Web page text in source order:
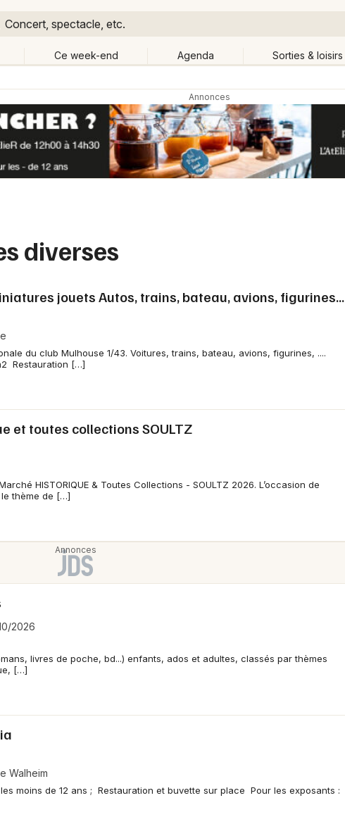
Concert, spectacle, etc.
Ce week-end Agenda Sorties & loisirs
Publier un événement
Grands événements
Manifestations
Concerts
Expos
Bourses dans le Grand Est
Bordeaux
Marseille
Montpellier
Nice
diverses
jouets Autos, trains, bateau, avions, figurines...
du club Mulhouse 1/43. Voitures, trains, bateau, avions, figurines, ....
Restauration […]
et toutes collections SOULTZ
HISTORIQUE & Toutes Collections - SOULTZ 2026. L’occasion de
thème de […]
2026
livres de poche, bd...) enfants, ados et adultes, classés par thèmes
[…]
Walheim
moins de 12 ans ; Restauration et buvette sur place Pour les exposants :
moi Changer de lieu
Quand ?
Aujourd'hui Demain